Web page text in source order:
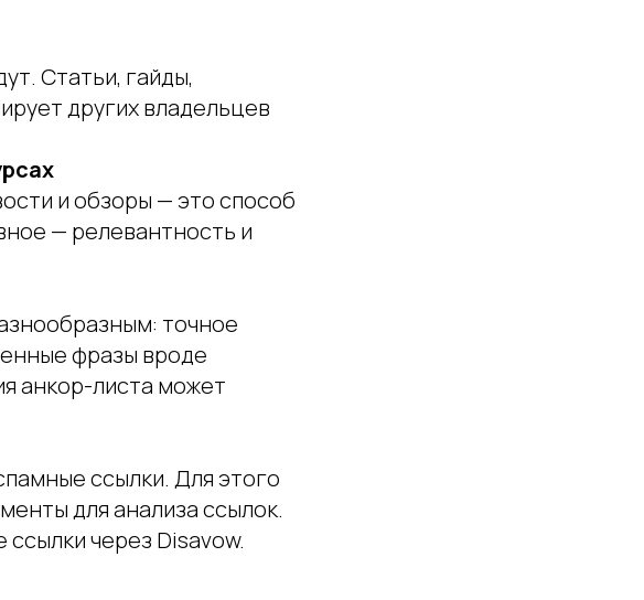
Статьи, гайды,
других владельцев
и обзоры — это способ
— релевантность и
точное
фразы вроде
анкор-листа может
ссылки. Для этого
для анализа ссылок.
через Disavow.